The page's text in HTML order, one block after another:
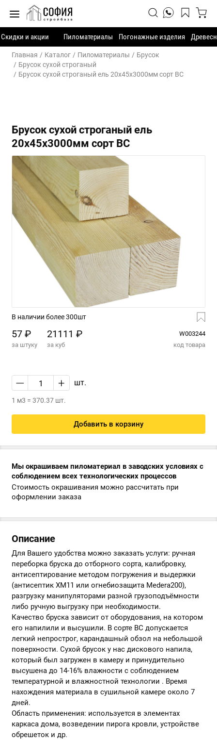
Скидки и акции Пиломатериалы Погонажные изделия
Главная Каталог Пиломатериалы
Брусок
Брусок сухой строганый
Брусок сухой строганый ель 20х45х3000мм сорт ВС
Брусок сухой строганый ель
20х45х3000мм сорт ВС
В наличии более 300шт
57 ₽ 21111 ₽
W003244
за штуку
за куб код товара
— + шт.
1 м3 = 370.37 шт.
Добавить в корзину
Мы окрашиваем пиломатериал в заводских условиях с
соблюдением всех технологических процессов
Стоимость окрашивания можно рассчитать при
оформлении заказа
Описание
Для Вашего удобства можно заказать услуги: ручная
переборка бруска до отборного сорта, калибровку,
антисептирование методом погружения и выдержки
(антисептик ХМ11 или огнебиозащита Medera200),
разгрузку манипуляторами разной грузоподъёмности
либо ручную выгрузку при необходимости.
Качество бруска зависит от оборудования, на котором
его напилили и высушили. В сорте ВС допускается
легкий непрострог, карандашный обзол на небольшой
поверхности. Сухой брусок у нас дискового напила,
который был загружен в камеру и принудительно
высушена до 14-16% влажности с соблюдением
температурной и влажностной технологии . Время
нахождения материала в сушильной камере около 7
дней.
Область применения: используется в элементах
каркаса дома, возведении пирога кровли, устройстве
обрешеток и др.